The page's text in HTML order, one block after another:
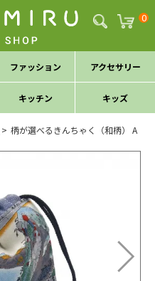
0
ファッション アクセサリー
キッチン キッズ
柄が選べるきんちゃく（和柄） A